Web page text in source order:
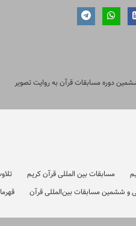
دوره مسابقات قرآن به روایت تصویر
مسابقات بین المللی قرآن کریم
و ششمین مسابقات بین‌المللی قرآن